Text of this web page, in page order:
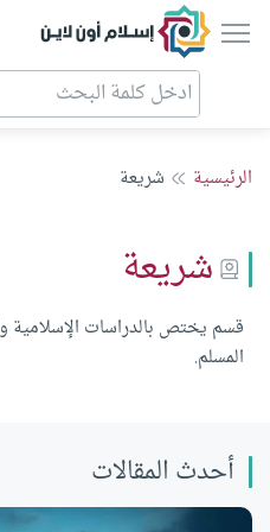
إسلام أون لاين
الرئيسية شريعة
شريعة
قسم يختص بالدراسات الإسلامية
المسلم.
أحدث المقالات